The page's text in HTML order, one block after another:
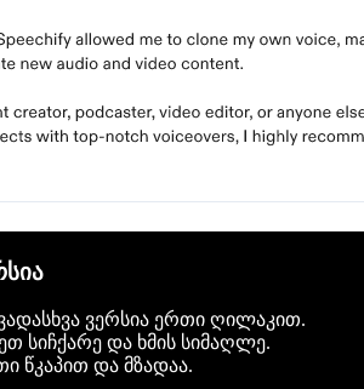
ვერსია ერთი ღილაკით.
სიჩქარე და ხმის სიმაღლე.
წკაპით და მზადაა.